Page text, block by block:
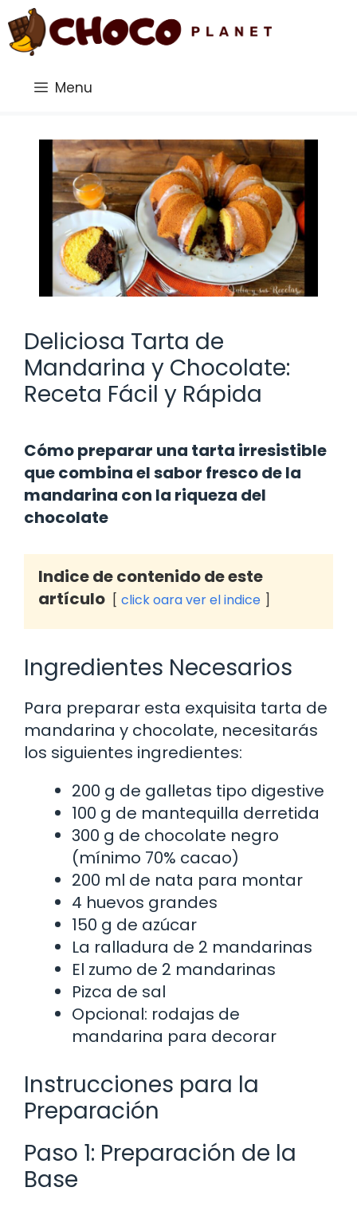
Saltar
al
contenido
Menu
Deliciosa Tarta de
Mandarina y Chocolate:
Receta Fácil y Rápida
Cómo preparar una tarta irresistible
que combina el sabor fresco de la
mandarina con la riqueza del
chocolate
Indice de contenido de este
artículo
click oara ver el indice
Ingredientes Necesarios
Para preparar esta exquisita tarta de
mandarina y chocolate, necesitarás
los siguientes ingredientes:
200 g de galletas tipo digestive
100 g de mantequilla derretida
300 g de chocolate negro
(mínimo 70% cacao)
200 ml de nata para montar
4 huevos grandes
150 g de azúcar
La ralladura de 2 mandarinas
El zumo de 2 mandarinas
Pizca de sal
Opcional: rodajas de
mandarina para decorar
Instrucciones para la
Preparación
Paso 1: Preparación de la
Base